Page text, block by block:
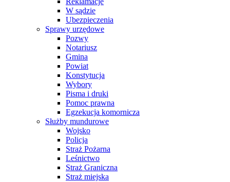
W sądzie
Ubezpieczenia
Sprawy urzędowe
Pozwy
Notariusz
Gmina
Powiat
Konstytucja
Wybory
Pisma i druki
Pomoc prawna
Egzekucja komornicza
Służby mundurowe
Wojsko
Policja
Straż Pożarna
Leśnictwo
Straż Graniczna
Straż miejska